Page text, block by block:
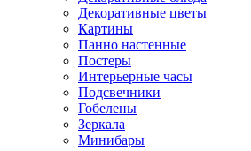
Декоративные цветы
Картины
Панно настенные
Постеры
Интерьерные часы
Подсвечники
Гобелены
Зеркала
Минибары